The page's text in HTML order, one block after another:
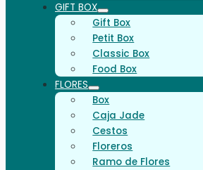
GIFT BOX
Gift Box
Petit Box
Classic Box
Food Box
FLORES
Box
Caja Jade
Cestos
Floreros
Ramo de Flores